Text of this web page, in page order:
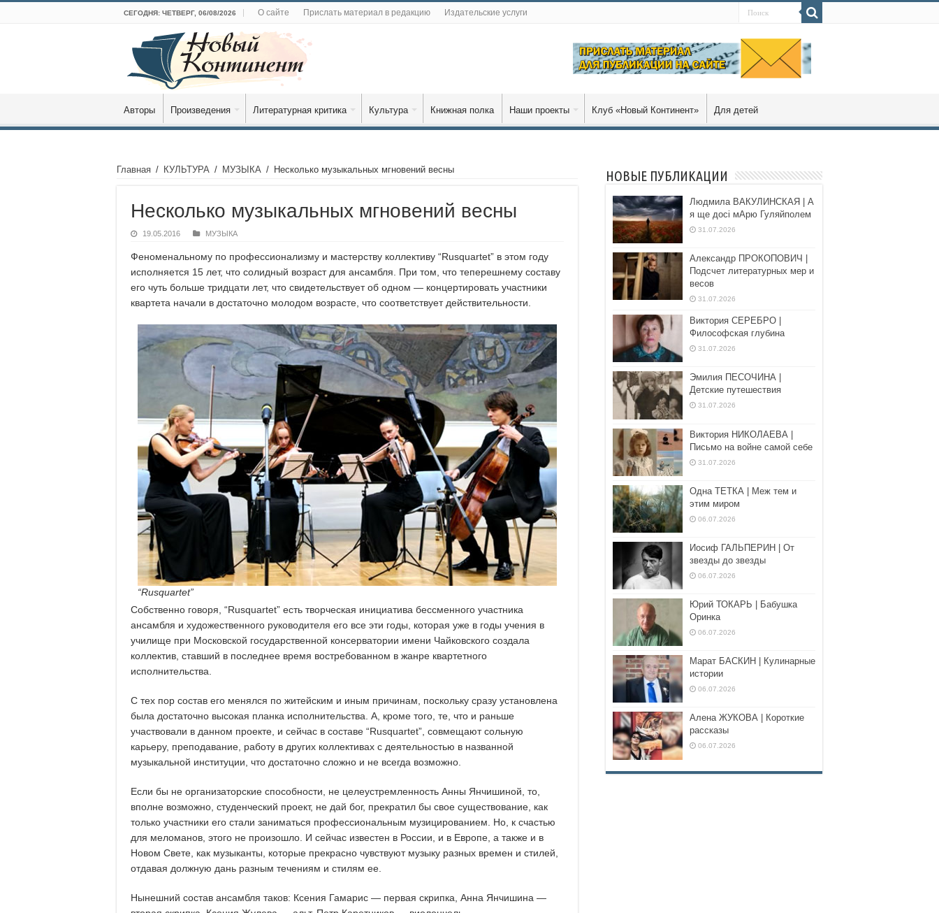
СЕГОДНЯ: ЧЕТВЕРГ, 06/08/2026 О сайте Прислать материал в редакцию Издательские услуги
Авторы Произведения Литературная критика Культура Книжная полка Наши проекты Клуб «Новый Континент» Для детей
Главная / КУЛЬТУРА / МУЗЫКА / Несколько музыкальных мгновений весны
Несколько музыкальных мгновений весны
19.05.2016 МУЗЫКА
Феноменальному по профессионализму и мастерству коллективу “Rusquartet” в этом году
исполняется 15 лет, что солидный возраст для ансамбля. При том, что теперешнему составу
его чуть больше тридцати лет, что свидетельствует об одном — концертировать участники
квартета начали в достаточно молодом возрасте, что соответствует действительности.
“Rusquartet”
Собственно говоря, “Rusquartet” есть творческая инициатива бессменного участника
ансамбля и художественного руководителя его все эти годы, которая уже в годы учения в
училище при Московской государственной консерватории имени Чайковского создала
коллектив, ставший в последнее время востребованном в жанре квартетного
исполнительства.
С тех пор состав его менялся по житейским и иным причинам, поскольку сразу установлена
была достаточно высокая планка исполнительства. А, кроме того, те, что и раньше
участвовали в данном проекте, и сейчас в составе “Rusquartet”, совмещают сольную
карьеру, преподавание, работу в других коллективах с деятельностью в названной
музыкальной институции, что достаточно сложно и не всегда возможно.
Если бы не организаторские способности, не целеустремленность Анны Янчишиной, то,
вполне возможно, студенческий проект, не дай бог, прекратил бы свое существование, как
только участники его стали заниматься профессиональным музицированием. Но, к счастью
для меломанов, этого не произошло. И сейчас известен в России, и в Европе, а также и в
Новом Свете, как музыканты, которые прекрасно чувствуют музыку разных времен и стилей,
отдавая должную дань разным течениям и стилям ее.
Нынешний состав ансамбля таков: Ксения Гамарис — первая скрипка, Анна Янчишина —
НОВЫЕ ПУБЛИКАЦИИ
Людмила ВАКУЛИНСКАЯ | А
я ще досі мАрю Гуляйполем
31.07.2026
Александр ПРОКОПОВИЧ |
Подсчет литературных мер и
весов
31.07.2026
Виктория СЕРЕБРО |
Философская глубина
31.07.2026
Эмилия ПЕСОЧИНА |
Детские путешествия
31.07.2026
Виктория НИКОЛАЕВА |
Письмо на войне самой себе
31.07.2026
Одна ТЕТКА | Меж тем и
этим миром
06.07.2026
Иосиф ГАЛЬПЕРИН | От
звезды до звезды
06.07.2026
Юрий ТОКАРЬ | Бабушка
Оринка
06.07.2026
Марат БАСКИН | Кулинарные
истории
06.07.2026
Алена ЖУКОВА | Короткие
рассказы
06.07.2026